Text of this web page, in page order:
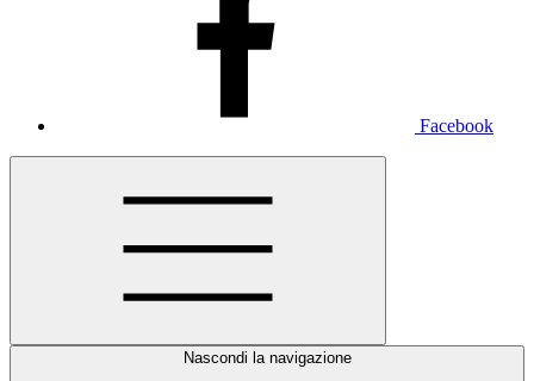
Facebook
Nascondi la navigazione